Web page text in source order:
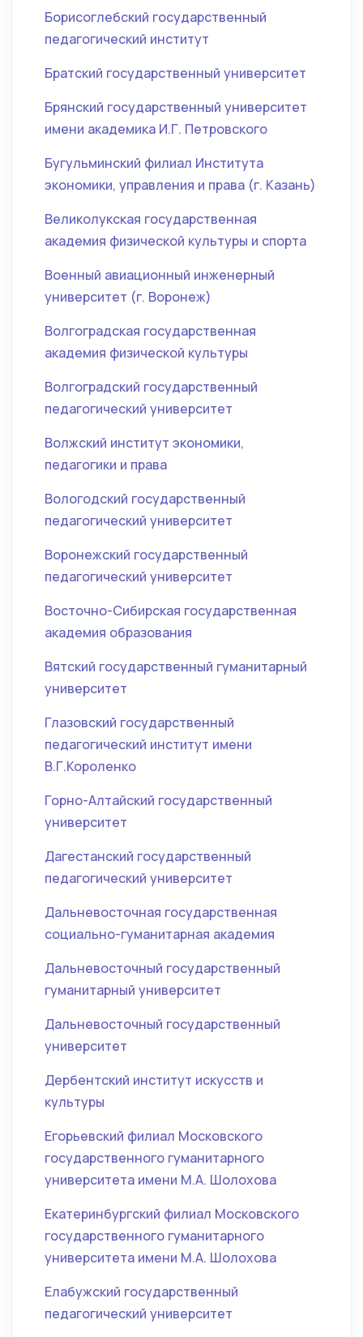
Борисоглебский государственный
педагогический институт
Братский государственный университет
Брянский государственный университет
имени академика И.Г. Петровского
Бугульминский филиал Института
экономики, управления и права (г. Казань)
Великолукская государственная
академия физической культуры и спорта
Военный авиационный инженерный
университет (г. Воронеж)
Волгоградская государственная
академия физической культуры
Волгоградский государственный
педагогический университет
Волжский институт экономики,
педагогики и права
Вологодский государственный
педагогический университет
Воронежский государственный
педагогический университет
Восточно-Сибирская государственная
академия образования
Вятский государственный гуманитарный
университет
Глазовский государственный
педагогический институт имени
В.Г.Короленко
Горно-Алтайский государственный
университет
Дагестанский государственный
педагогический университет
Дальневосточная государственная
социально-гуманитарная академия
Дальневосточный государственный
гуманитарный университет
Дальневосточный государственный
университет
Дербентский институт искусств и
культуры
Егорьевский филиал Московского
государственного гуманитарного
университета имени М.А. Шолохова
Екатеринбургский филиал Московского
государственного гуманитарного
университета имени М.А. Шолохова
Елабужский государственный
педагогический университет